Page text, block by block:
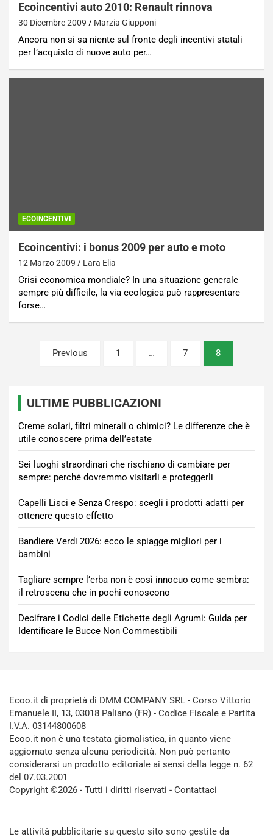
Ecoincentivi auto 2010: Renault rinnova
30 Dicembre 2009 Marzia Giupponi
Ancora non si sa niente sul fronte degli incentivi statali
per l’acquisto di nuove auto per…
ECOINCENTIVI
Ecoincentivi: i bonus 2009 per auto e moto
12 Marzo 2009 Lara Elia
Crisi economica mondiale? In una situazione generale
sempre più difficile, la via ecologica può rappresentare
forse…
Paginazione
degli
Previous 1 … 7 8
ULTIME PUBBLICAZIONI
Creme solari, filtri minerali o chimici? Le differenze che è
utile conoscere prima dell’estate
Sei luoghi straordinari che rischiano di cambiare per
sempre: perché dovremmo visitarli e proteggerli
Capelli Lisci e Senza Crespo: scegli i prodotti adatti per
ottenere questo effetto
Bandiere Verdi 2026: ecco le spiagge migliori per i
bambini
Tagliare sempre l’erba non è così innocuo come sembra:
il retroscena che in pochi conoscono
Decifrare i Codici delle Etichette degli Agrumi: Guida per
Identificare le Bucce Non Commestibili
Ecoo.it di proprietà di DMM COMPANY SRL - Corso Vittorio
Emanuele II, 13, 03018 Paliano (FR) - Codice Fiscale e Partita
I.V.A. 03144800608
Ecoo.it non è una testata giornalistica, in quanto viene
aggiornato senza alcuna periodicità. Non può pertanto
considerarsi un prodotto editoriale ai sensi della legge n. 62
del 07.03.2001
Copyright ©2026 - Tutti i diritti riservati - Contattaci
Le attività pubblicitarie su questo sito sono gestite da